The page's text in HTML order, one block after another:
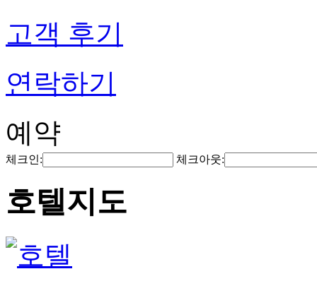
고객 후기
연락하기
예약
체크인: 체크아웃:
호텔지도